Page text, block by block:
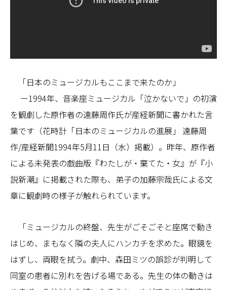
「日本のミュージカルもここまで来たのか」
ー1994年、音楽座ミュージカル「泣かないで」の初演
を観劇した原作者の遠藤周作氏が産経新聞に書かれた言
葉です（花時計「日本のミュージカルの進展」 遠藤周
作/産経新聞1994年5月11日（水）掲載）。昨年、原作者
による未発表の戯曲版『わたしが・棄てた・女』が『小
説新潮』に掲載された際も、弟子の加藤宗哉氏による文
章に観劇時の様子が触れられています。
「ミュージカルの終盤、先生がごそごそと座席で動き
はじめ、まもなく隣の夫人にハンカチを求めた。眼鏡を
はずし、両眼を拭う。劇中、森田ミツの誤診が判明して
同室の患者に別れを告げる場である。先生の体の動きは